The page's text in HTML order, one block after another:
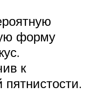
форму
к